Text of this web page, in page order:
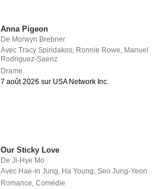
Anna Pigeon
De Morwyn Brebner
AvecTracy Spiridakos Ronnie Rowe Manuel
Rodriguez-Saenz
Drame
7 août 2026 sur USA Network Inc.
Our Sticky Love
DeJi-Hye Mo
Avec Hae-in Jung, Ha Young,Seo Jung-Yeon
Romance,Comédie